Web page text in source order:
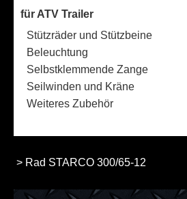
für ATV Trailer
Stützräder und Stützbeine
Beleuchtung
Selbstklemmende Zange
Seilwinden und Kräne
Weiteres Zubehör
> Rad STARCO 300/65-12